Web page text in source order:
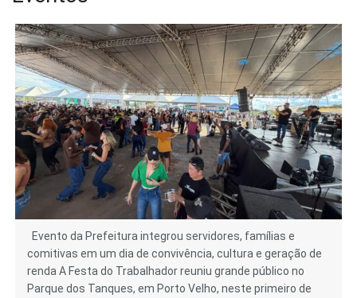
Evento da Prefeitura integrou servidores, famílias e
comitivas em um dia de convivência, cultura e geração de
renda A Festa do Trabalhador reuniu grande público no
Parque dos Tanques, em Porto Velho, neste primeiro de